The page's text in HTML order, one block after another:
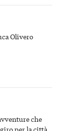
Olivero
che
per la città